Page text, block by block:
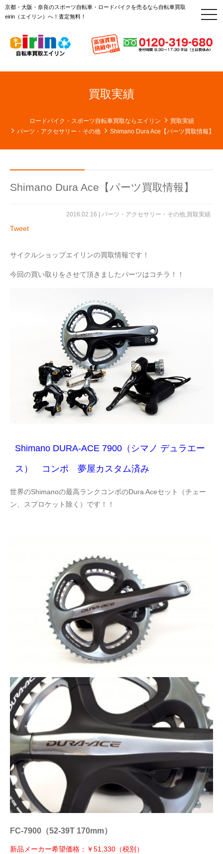
京都・大阪・奈良のスポーツ自転車・ロードバイクを売るなら自転車買取
eirin（エイリン）へ！査定無料！
t
o
l
e
v
買取実績
ロードバイク・スポーツ自転車買取ならエイリン
買取実績
パーツ・アクセサリー・その他
Shimano Dura Ace【パーツ買取情報】
Shimano Dura Ace【パーツ買取情報】
2016.02.16 | パーツ・アクセサリー・その他,買取実績
Tweet
サイクルショップエイリンの買取情報です！
今回の買い取りをさせて頂きましたパーツはコチラ！！
Shimano DURA-ACE 7900（シマノ デュラエー
ス） コンポ 夢屋カスタム済み
世界のShimanoの最高ランクコンポのDura Aceセット（チェー
ン、スプロケット除く）です！！
FC-7900（52-39T 170mm）
新品メーカー希望価格：￥51,330（税別）